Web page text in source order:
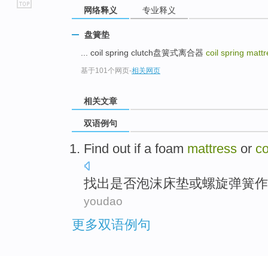
网络释义 专业释义
盘簧垫
... coil spring clutch盘簧式离合器 coil spring
基于101个网页-相关网页
相关文章
双语例句
Find out if a foam mattress or
找出是否泡沫床垫或螺旋弹簧
youdao
更多双语例句